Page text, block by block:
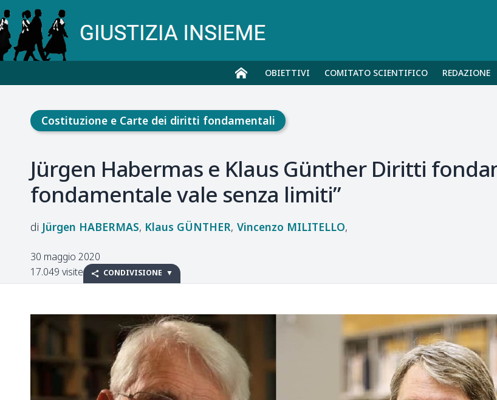
OBIETTIVI COMITATO SCIENTIFICO REDAZIONE
Costituzione e Carte dei diritti fondamentali
Jürgen Habermas e Klaus Günther Diritti
fondamentale vale senza limiti”
Jürgen HABERMAS Klaus GÜNTHER Vincenzo MILITELLO
30 maggio 2020
17.049 visite
CONDIVISIONE